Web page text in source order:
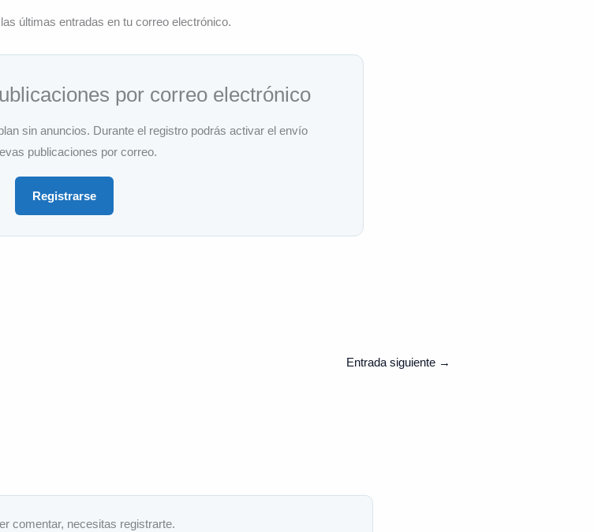
últimas entradas en tu correo electrónico.
por correo electrónico
sin anuncios. Durante el registro podrás activar el envío
publicaciones por correo.
Registrarse
Entrada siguiente →
comentar, necesitas registrarte.